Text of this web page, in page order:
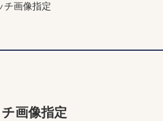
チ画像指定
画像指定